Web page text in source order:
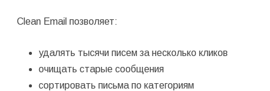
Clean Email позволяет:
удалять тысячи писем за несколько кликов
очищать старые сообщения
сортировать письма по категориям